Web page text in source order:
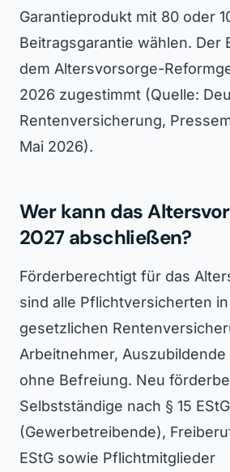
Garantieprodukt mit 80 oder
Beitragsgarantie wählen. Der
dem Altersvorsorge-
2026 zugestimmt (Quelle:
Rentenversicherung,
Mai 2026).
Wer kann das
2027 abschließen?
Förderberechtigt für das
sind alle Pflichtversicherten
gesetzlichen
Arbeitnehmer,
ohne Befreiung. Neu
Selbstständige nach § 15 EStG
(Gewerbetreibende),
EStG sowie Pflichtmitglieder